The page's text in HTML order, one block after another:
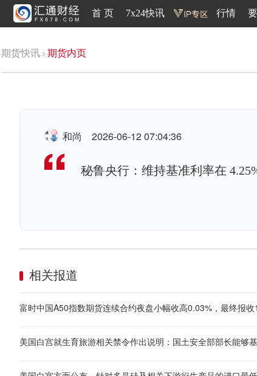
首 页 7x24快讯 行情
期货快讯 期货内页
和尚 2026-06-12 07:04:36
秘鲁央行：维持基准利率在
相关报道
富时中国A50指数期货连续合约夜盘小幅收高0.03%，最终报收